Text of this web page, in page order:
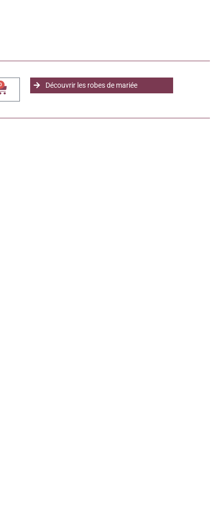
Découvrir les robes de mariée